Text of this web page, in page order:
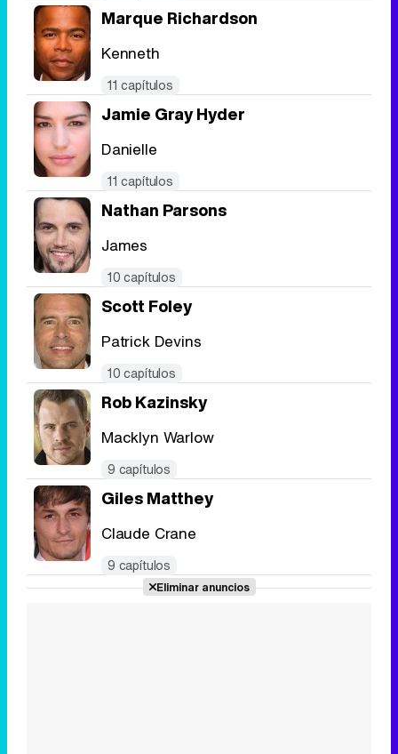
Marque Richardson
Kenneth
11 capítulos
Jamie Gray Hyder
Danielle
11 capítulos
Nathan Parsons
James
10 capítulos
Scott Foley
Patrick Devins
10 capítulos
Rob Kazinsky
Macklyn Warlow
9 capítulos
Giles Matthey
Claude Crane
9 capítulos
Eliminar anuncios